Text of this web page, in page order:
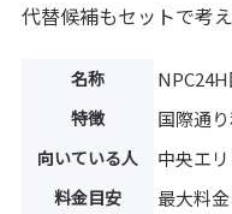
代替候補もセットで考
名称
特徴 国際通
向いている人 中央エ
料金目安 最大料